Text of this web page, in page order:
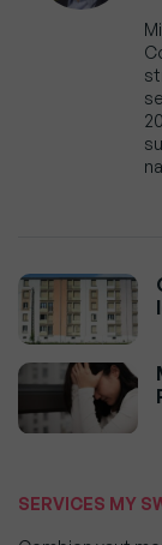
SERVICES MY